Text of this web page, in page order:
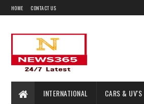
HOME CONTACT US
INTERNATIONAL CARS & UV'S